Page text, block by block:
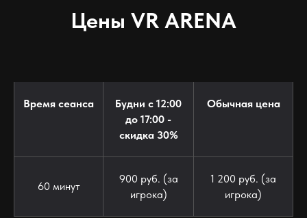
Цены VR ARENA
Время сеанса
Будни с 12:00
до 17:00 -
скидка 30%
Обычная цена
60 минут
900 руб. (за
игрока)
1 200 руб. (за
игрока)